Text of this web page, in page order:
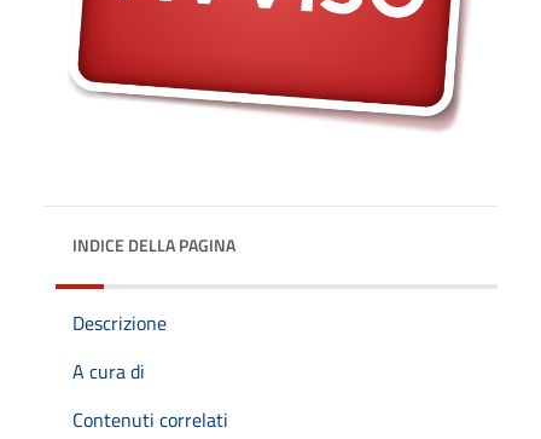
INDICE DELLA PAGINA
Descrizione
A cura di
Contenuti correlati